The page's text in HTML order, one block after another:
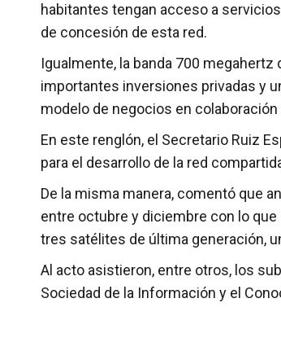
habitantes tengan acceso a
de concesión de esta red.
Igualmente, la banda 700
importantes inversiones privadas y
modelo de negocios en colaboración
En este renglón, el Secretario Ruiz
para el desarrollo de la red
De la misma manera, comentó que
entre octubre y diciembre con lo
tres satélites de última generación,
Al acto asistieron, entre otros, los
Sociedad de la Información y el